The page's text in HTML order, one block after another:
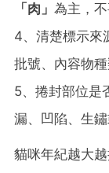
「肉」 為主，不
4、清楚標示來
批號、內容物
5、捲封部位是
漏、凹陷、生
貓咪年紀越大